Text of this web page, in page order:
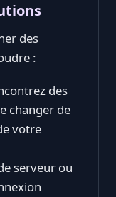
des
:
des
changer de
votre
serveur ou